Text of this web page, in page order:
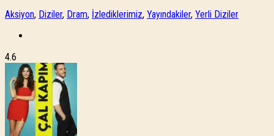
Aksiyon, Diziler, Dram, İzlediklerimiz, Yayındakiler, Yerli Diziler
4.6